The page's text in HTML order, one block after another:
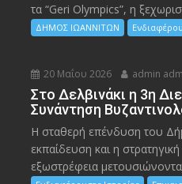
τα “Geri Olympics”, η
ΔΗΜΟΣ ΙΩΑΝΝΙΤΩΝ
20 Μαΐου 2026 admin
Στο Δελβινάκι η 3η
Συνάντηση
Η σταθερή επένδυση του
εκπαίδευση και η
εξωστρέφεια